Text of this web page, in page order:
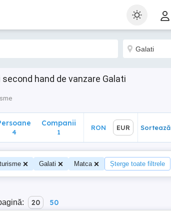
hand de vanzare Galati
Sortează
4
Companii
1
RON EUR Sortează
Galati Matca Șterge toate filtrele
20 50